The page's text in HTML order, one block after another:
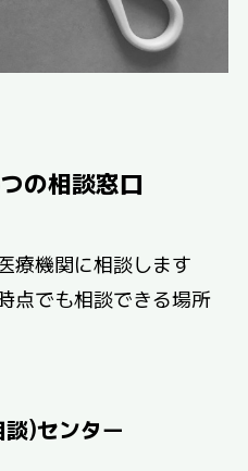
の相談窓口
療機関に相談します
点でも相談できる場所
)センター